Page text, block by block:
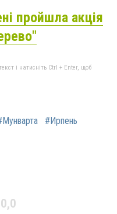
пройшла акція
і натисніть Ctrl + Enter, щоб
#Ирпень
0,0